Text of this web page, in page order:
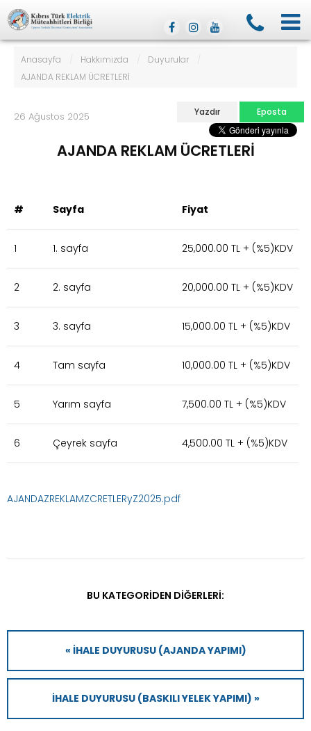
Anasayfa / Hakkımızda / Duyurular
/
AJANDA REKLAM ÜCRETLERİ
26 Ağustos 2025 Yazdır Eposta
AJANDA REKLAM ÜCRETLERİ
# Sayfa Fiyat
1 1. sayfa 25,000.00 TL + (%5)KDV
2 2. sayfa 20,000.00 TL + (%5)KDV
3 3. sayfa 15,000.00 TL + (%5)KDV
4 Tam sayfa 10,000.00 TL + (%5)KDV
5 Yarım sayfa 7,500.00 TL + (%5)KDV
6 Çeyrek sayfa 4,500.00 TL + (%5)KDV
AJANDAZREKLAMZCRETLERyZ2025.pdf
BU KATEGORIDEN DIĞERLERI:
« İHALE DUYURUSU (AJANDA YAPIMI)
İHALE DUYURUSU (BASKILI YELEK YAPIMI) »